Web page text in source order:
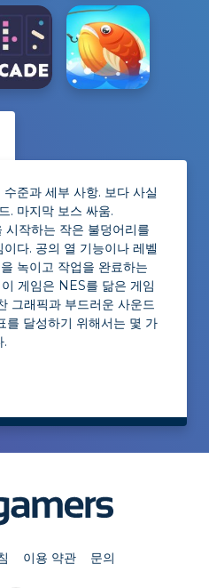
준과 세부 사항. 보다 사실
. 마지막 보스 싸움.
작하는 작은 불덩어리를
다. 공의 열 기능이나 레벨
녹이고 작업을 완료하는
게임은 NES를 닮은 게임
그래픽과 부드러운 사운드
를 달성하기 위해서는 몇 가
.
이용 약관 문의